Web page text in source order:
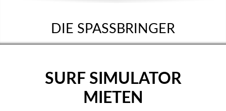
DIE SPASSBRINGER
SURF SIMULATOR
MIETEN